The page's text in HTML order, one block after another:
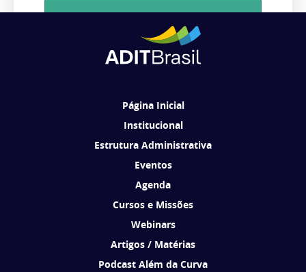
Ao se cadastrar, você concorda em receber comunicações da ADIT
Página Inicial
Institucional
Estrutura Administrativa
Eventos
Agenda
Cursos e Missões
Webinars
Artigos / Matérias
Podcast Além da Curva